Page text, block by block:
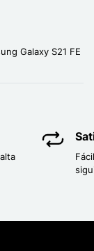
Galaxy S21 FE